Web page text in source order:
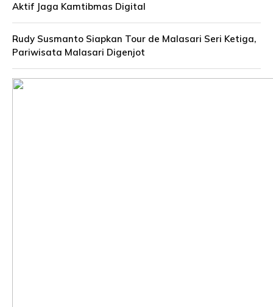
Aktif Jaga Kamtibmas Digital
Rudy Susmanto Siapkan Tour de Malasari Seri Ketiga,
Pariwisata Malasari Digenjot